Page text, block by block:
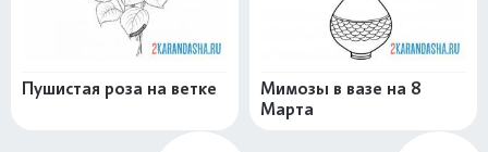
Пушистая роза на ветке
Мимозы в вазе на 8
Марта